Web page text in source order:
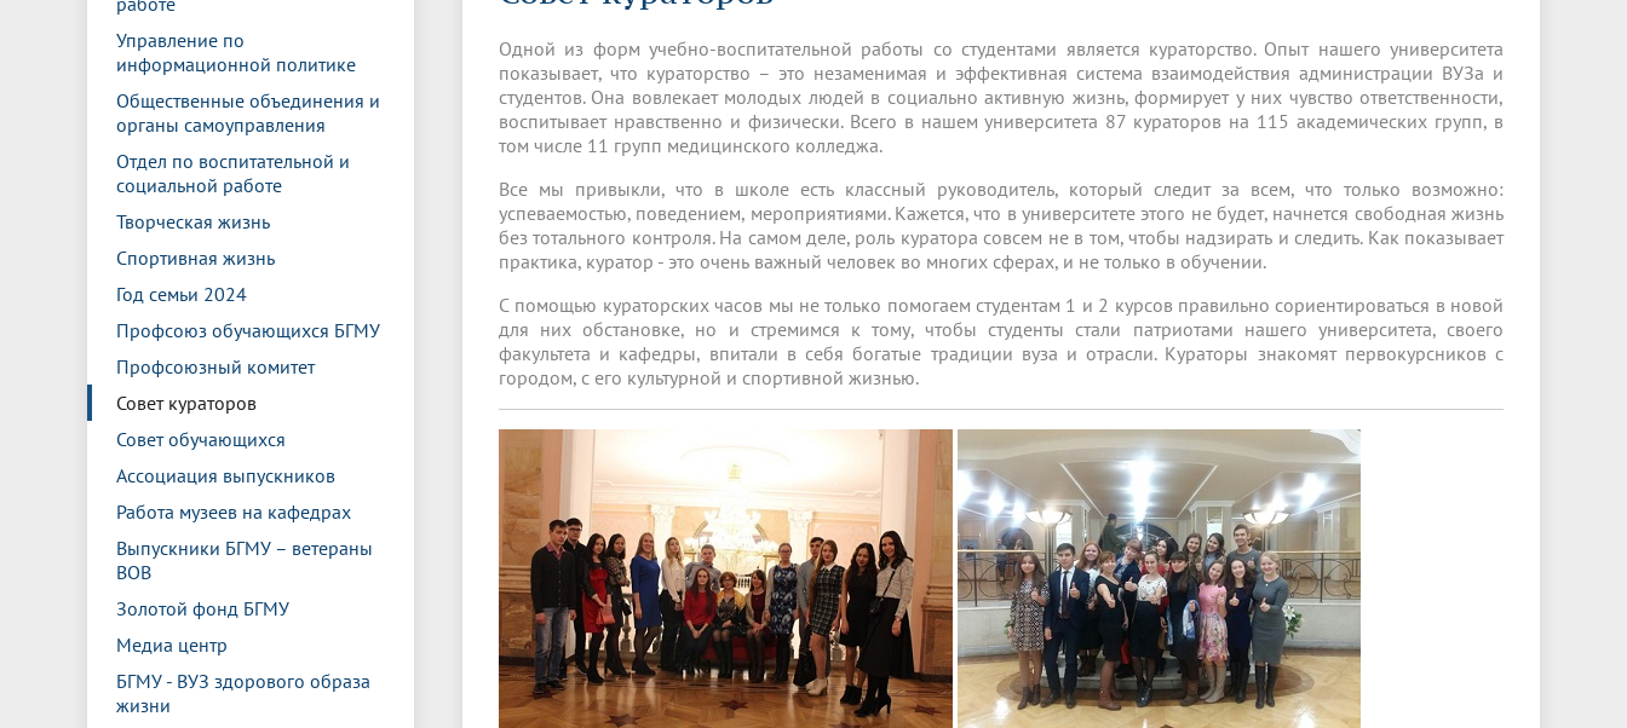
Электронный ящик доверия
БГМУ
организации
Абитуриенту
Обращение граждан Фотогалерея
Карта сайта
Оплата банковской картой Реорганизация вуза
Эндаумент
Вопрос-ответ
Управление международной
деятельности
Отдел ординатуры
Федеральный аккредитационный
центр
Научно-образовательный
медицинский кластер
«Нижневолжский»
Государственная итоговая аттестация
Внутренняя оценка качества
образования
Информация для инвалидов и лиц с
ограниченными возможностями
здоровья
олимпиада по хирургии с
международным участием
Медицинский инспектор
Онлайн обучение
Социальная работа в системе
Новые образовательные программы
Электронная учебная библиотека
Независимая оценка качества
образования
Профессиональное обучение
Инновационные образовательные
проекты
Аккредитация специалиста
Наставничество в сфере
здравоохранения
Итоги научно-исследовательской
работы
испытания, ЛЭК
Аспирантура
Грантовые фонды
Конференции и форумы
Лаборатории мегагранта Полезные интернет-ссылки
Научные издания
Проблемные научные комиссии
деятельности
НИИ кардиологии
Институт урологии и клинической
онкологии
Репозиторий БГМУ Евразийский НОЦ Научная ординатура
Санаторий-профилакторий БГМУ
Профсоюз обучающихся БГМУ
Совет обучающихся
Ассоциация выпускников Работа музеев на кафедрах
Выпускники БГМУ – ветераны ВОВ
Золотой фонд БГМУ
Медиа центр БГМУ - ВУЗ здорового образа жизни
Юбиляры
Университету 90 лет Университету 85 лет
Штаб студенческих отрядов БГМУ
Первичное отделение «Движение
Первых» БГМУ
Альманах "Исторический вестник" «МЕДМОЛ»
Управление по
информационной политике
Общественные объединения и
органы самоуправления
Отдел по воспитательной и
социальной работе
Творческая жизнь
Спортивная жизнь
Год семьи 2024
Профсоюз обучающихся БГМУ
Профсоюзный комитет
Совет кураторов
Совет обучающихся
Ассоциация выпускников
Работа музеев на кафедрах
Выпускники БГМУ – ветераны
ВОВ
Золотой фонд БГМУ
Медиа центр
БГМУ - ВУЗ здорового образа
жизни
Одной из форм учебно-воспитательной работы со студентами является кураторство. Опыт нашего университета
показывает, что кураторство – это незаменимая и эффективная система взаимодействия администрации ВУЗа и
студентов. Она вовлекает молодых людей в социально активную жизнь, формирует у них чувство ответственности,
воспитывает нравственно и физически. Всего в нашем университета 87 кураторов на 115 академических групп, в
том числе 11 групп медицинского колледжа.
Все мы привыкли, что в школе есть классный руководитель, который следит за всем, что только возможно:
успеваемостью, поведением, мероприятиями. Кажется, что в университете этого не будет, начнется свободная жизнь
без тотального контроля. На самом деле, роль куратора совсем не в том, чтобы надзирать и следить. Как показывает
практика, куратор - это очень важный человек во многих сферах, и не только в обучении.
С помощью кураторских часов мы не только помогаем студентам 1 и 2 курсов правильно сориентироваться в новой
для них обстановке, но и стремимся к тому, чтобы студенты стали патриотами нашего университета, своего
факультета и кафедры, впитали в себя богатые традиции вуза и отрасли. Кураторы знакомят первокурсников с
городом, с его культурной и спортивной жизнью.